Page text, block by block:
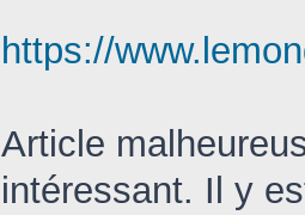
https://
Article
intéressant. Il y